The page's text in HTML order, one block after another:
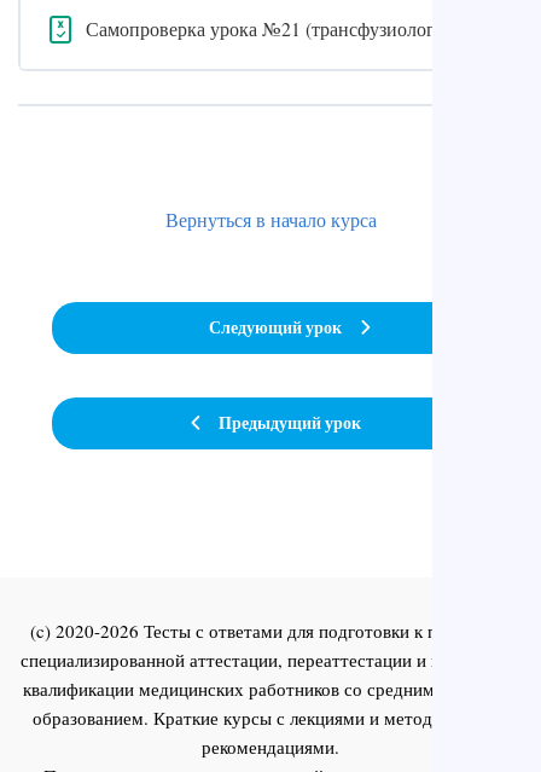
Самопроверка урока №21 (трансфузиология)
Предыдущий урок
Вернуться в начало курса
Следующий урок
(c) 2020-2026 Тесты с ответами для подготовки к первичной
специализированной аттестации, переаттестации и повышения
квалификации медицинских работников со средним и высшим
образованием. Краткие курсы с лекциями и методическими
рекомендациями.